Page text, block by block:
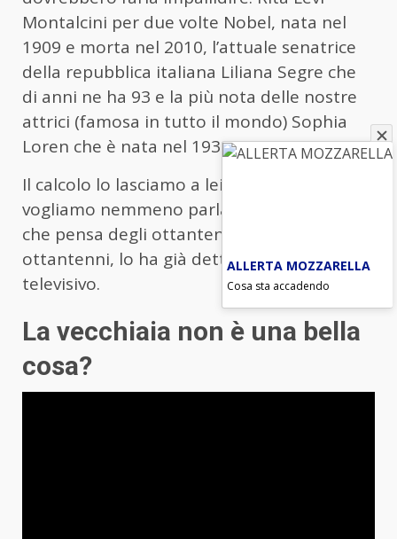
Montalcini per due volte Nobel, nata nel
1909 e morta nel 2010, l’attuale senatrice
della repubblica italiana Liliana Segre che
di anni ne ha 93 e la più nota delle nostre
attrici (famosa in tutto il mondo) Sophia
Loren che è nata nel 1934.
Il calcolo lo lasciamo a lei. Di uomini non
vogliamo nemmeno parlarne perché quel
che pensa degli ottantenni e dei super
ottantenni, lo ha già detto in un talk-show
televisivo.
La vecchiaia non è una bella
cosa?
ALLERTA MOZZARELLA
Cosa sta accadendo